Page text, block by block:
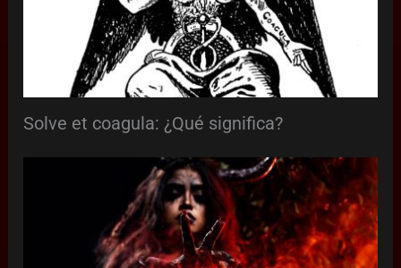
Solve et coagula: ¿Qué significa?